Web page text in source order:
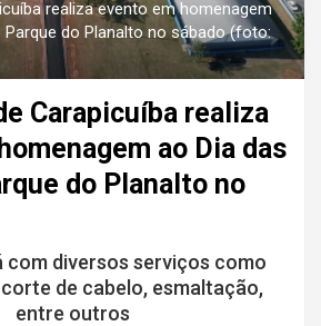
realiza evento em homenagem
Parque do Planalto no sábado (foto:
Carapicuíba realiza
ao Dia das
do Planalto no
diversos serviços como
de cabelo, esmaltação,
entre outros